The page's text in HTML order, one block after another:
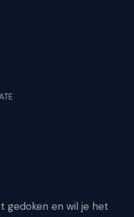
gedoken en wil je het